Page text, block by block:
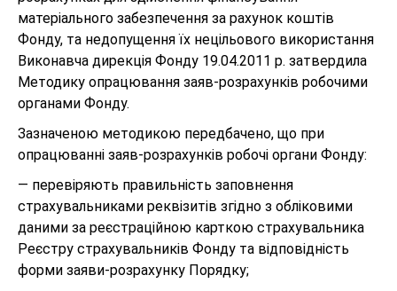
матеріального забезпечення за рахунок коштів
Фонду, та недопущення їх нецільового використання
Виконавча дирекція Фонду 19.04.2011 р. затвердила
Методику опрацювання заяв-розрахунків робочими
органами Фонду.
Зазначеною методикою передбачено, що при
опрацюванні заяв-розрахунків робочі органи Фонду:
— перевіряють правильність заповнення
страхувальниками реквізитів згідно з обліковими
даними за реєстраційною карткою страхувальника
Реєстру страхувальників Фонду та відповідність
форми заяви-розрахунку Порядку;